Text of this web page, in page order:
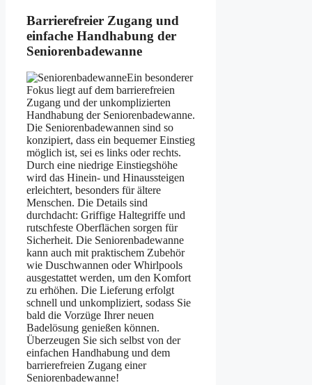
Barrierefreier Zugang und
einfache Handhabung der
Seniorenbadewanne
Ein besonderer
Fokus liegt auf dem barrierefreien
Zugang und der unkomplizierten
Handhabung der Seniorenbadewanne.
Die Seniorenbadewannen sind so
konzipiert, dass ein bequemer Einstieg
möglich ist, sei es links oder rechts.
Durch eine niedrige Einstiegshöhe
wird das Hinein- und Hinaussteigen
erleichtert, besonders für ältere
Menschen. Die Details sind
durchdacht: Griffige Haltegriffe und
rutschfeste Oberflächen sorgen für
Sicherheit. Die Seniorenbadewanne
kann auch mit praktischem Zubehör
wie Duschwannen oder Whirlpools
ausgestattet werden, um den Komfort
zu erhöhen. Die Lieferung erfolgt
schnell und unkompliziert, sodass Sie
bald die Vorzüge Ihrer neuen
Badelösung genießen können.
Überzeugen Sie sich selbst von der
einfachen Handhabung und dem
barrierefreien Zugang einer
Seniorenbadewanne!